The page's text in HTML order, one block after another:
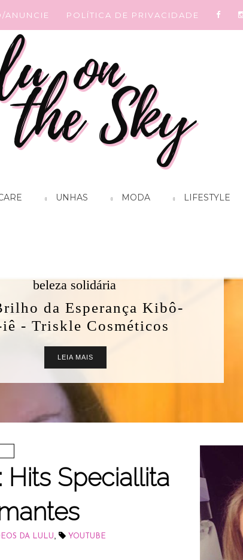
ANUNCIE POLÍTICA DE PRIVACIDADE
UNHAS MODA LIFESTYLE
beleza solidária
da Esperança Kibô-
- Triskle Cosméticos
LEIA MAIS
Hits Speciallita
DA LULU YOUTUBE